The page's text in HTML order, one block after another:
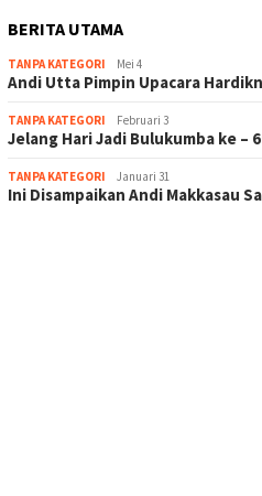
BERITA UTAMA
TANPA KATEGORI Mei 4
Andi Utta Pimpin Upacara
TANPA KATEGORI Februari 3
Jelang Hari Jadi Bulukumba ke –
TANPA KATEGORI Januari 31
Ini Disampaikan Andi Makkasau